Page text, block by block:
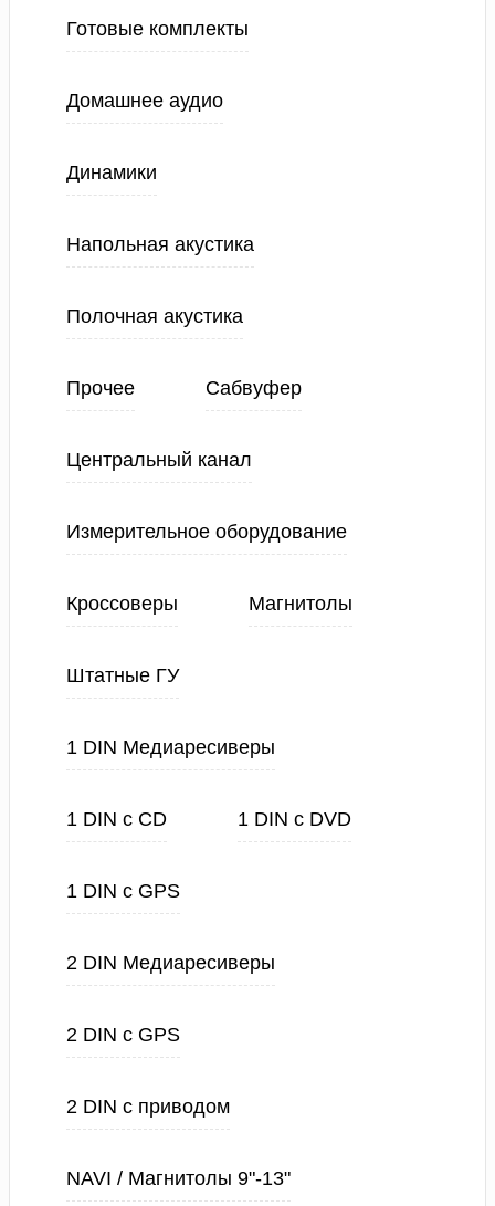
Готовые комплекты
Домашнее аудио
Динамики
Напольная акустика
Полочная акустика
Прочее Сабвуфер
Центральный канал
Измерительное оборудование
Кроссоверы Магнитолы
Штатные ГУ
1 DIN Медиаресиверы
1 DIN с CD 1 DIN с DVD
1 DIN с GPS
2 DIN Медиаресиверы
2 DIN с GPS
2 DIN с приводом
NAVI / Магнитолы 9"-13"